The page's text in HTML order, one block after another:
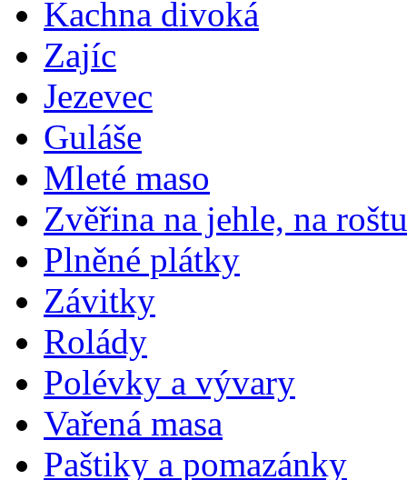
Kachna divoká
Zajíc
Jezevec
Guláše
Mleté maso
Zvěřina na jehle, na roštu
Plněné plátky
Závitky
Rolády
Polévky a vývary
Vařená masa
Paštiky a pomazánky